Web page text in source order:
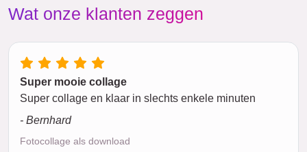
Wat onze klanten zeggen
Super mooie collage
Super collage en klaar in slechts enkele minuten
- Bernhard
Fotocollage als download